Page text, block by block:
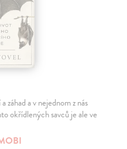
a v nejednom z nás
okřídlených savců je ale ve